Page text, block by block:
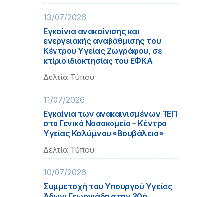
13/07/2026
Εγκαίνια ανακαίνισης και
ενεργειακής αναβάθμισης του
Κέντρου Υγείας Ζωγράφου, σε
κτίριο ιδιοκτησίας του ΕΦΚΑ
Δελτία Τύπου
11/07/2026
Εγκαίνια των ανακαινισμένων ΤΕΠ
στο Γενικό Νοσοκομείο – Κέντρο
Υγείας Καλύμνου «Βουβάλειο»
Δελτία Τύπου
10/07/2026
Συμμετοχή του Υπουργού Υγείας